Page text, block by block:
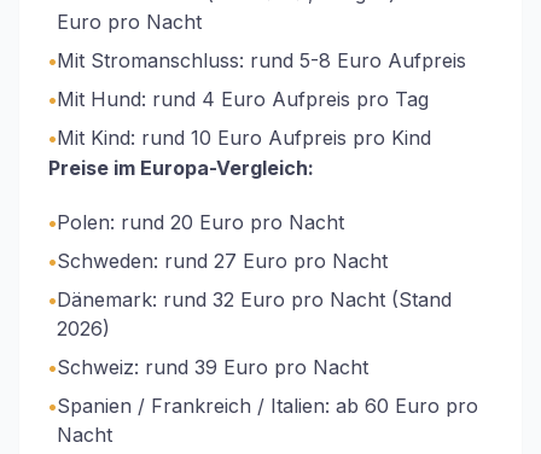
Euro pro Nacht
•Mit Stromanschluss: rund 5-8 Euro Aufpreis
•Mit Hund: rund 4 Euro Aufpreis pro Tag
•Mit Kind: rund 10 Euro Aufpreis pro Kind
Preise im Europa-Vergleich:
•Polen: rund 20 Euro pro Nacht
•Schweden: rund 27 Euro pro Nacht
•Dänemark: rund 32 Euro pro Nacht (Stand
2026)
•Schweiz: rund 39 Euro pro Nacht
•Spanien / Frankreich / Italien: ab 60 Euro pro
Nacht